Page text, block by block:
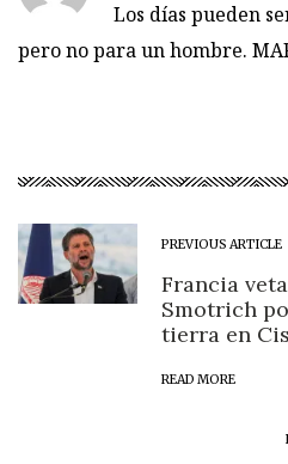
Los días pueden
pero no para un hombre.
PREVIOUS ARTICLE
Francia
Smotrich
tierra en
READ MORE